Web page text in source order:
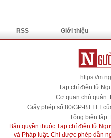
RSS Giới thiệu
https://
Tạp chí điện tử
Cơ quan chủ quản:
Giấy phép số 80/GP-BTTTT
Tổng biên tập:
Bản quyền thuộc Tạp chí điện tử
và Pháp luật. Chỉ được phép dẫn